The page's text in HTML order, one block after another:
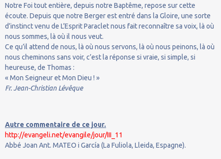
Notre Foi tout entière, depuis notre Baptême, repose sur cette
écoute. Depuis que notre Berger est entré dans la Gloire, une sorte
d’instinct venu de L’Esprit Paraclet nous fait reconnaître sa voix, là où
nous sommes, là où il nous veut.
Ce qu’il attend de nous, là où nous servons, là où nous peinons, là où
nous cheminons sans voir, c’est la réponse si vraie, si simple, si
heureuse, de Thomas :
« Mon Seigneur et Mon Dieu ! »
Fr. Jean-Christian Lévêque
Autre commentaire de ce jour.
http://evangeli.net/evangile/jour/III_11
Abbé Joan Ant. MATEO i García (La Fuliola, Lleida, Espagne).